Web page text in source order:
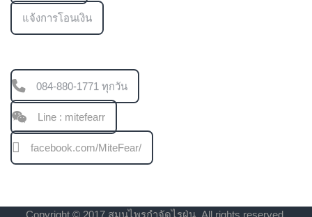
แจ้งการโอนเงิน
084-880-1771 ทุกวัน
Line : mitefearr
facebook.com/MiteFear/